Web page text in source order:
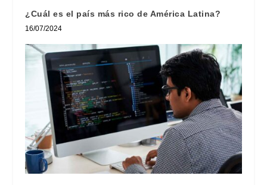
¿Cuál es el país más rico de América Latina?
16/07/2024